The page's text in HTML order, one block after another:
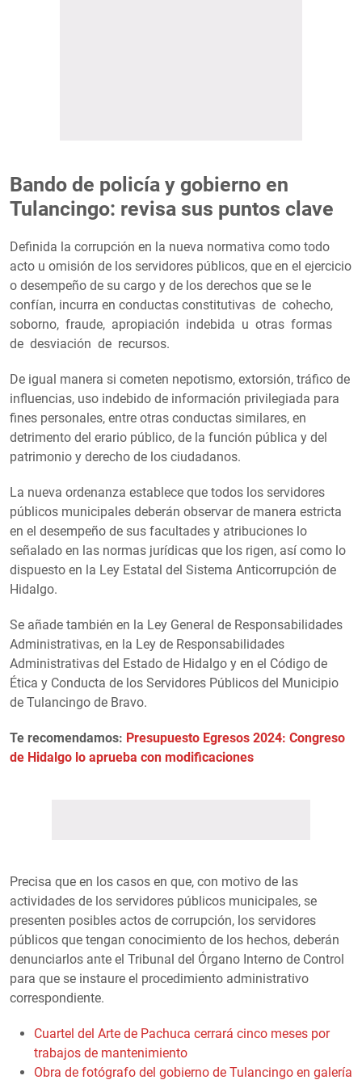
Bando de policía y gobierno en
Tulancingo: revisa sus puntos clave
Definida la corrupción en la nueva normativa como todo
acto u omisión de los servidores públicos, que en el ejercicio
o desempeño de su cargo y de los derechos que se le
confían, incurra en conductas constitutivas de cohecho,
soborno, fraude, apropiación indebida u otras formas
de desviación de recursos.
De igual manera si cometen nepotismo, extorsión, tráfico de
influencias, uso indebido de información privilegiada para
fines personales, entre otras conductas similares, en
detrimento del erario público, de la función pública y del
patrimonio y derecho de los ciudadanos.
La nueva ordenanza establece que todos los servidores
públicos municipales deberán observar de manera estricta
en el desempeño de sus facultades y atribuciones lo
señalado en las normas jurídicas que los rigen, así como lo
dispuesto en la Ley Estatal del Sistema Anticorrupción de
Hidalgo.
Se añade también en la Ley General de Responsabilidades
Administrativas, en la Ley de Responsabilidades
Administrativas del Estado de Hidalgo y en el Código de
Ética y Conducta de los Servidores Públicos del Municipio
de Tulancingo de Bravo.
Te recomendamos: Presupuesto Egresos 2024: Congreso
de Hidalgo lo aprueba con modificaciones
Precisa que en los casos en que, con motivo de las
actividades de los servidores públicos municipales, se
presenten posibles actos de corrupción, los servidores
públicos que tengan conocimiento de los hechos, deberán
denunciarlos ante el Tribunal del Órgano Interno de Control
para que se instaure el procedimiento administrativo
correspondiente.
Cuartel del Arte de Pachuca cerrará cinco meses por
trabajos de mantenimiento
Obra de fotógrafo del gobierno de Tulancingo en galería